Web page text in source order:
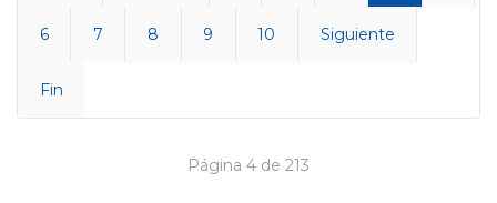
6 7 8 9 10 Siguiente
Fin
Página 4 de 213